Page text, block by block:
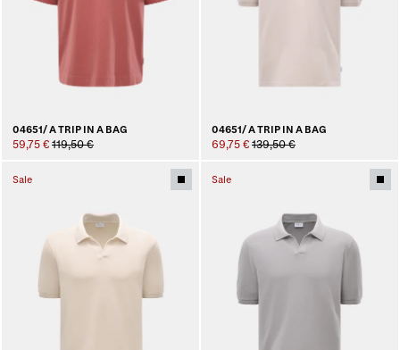
04651/ A TRIP IN A BAG
59,75 € 119,50 €
04651/ A TRIP IN A BAG
69,75 € 139,50 €
Sale Sale